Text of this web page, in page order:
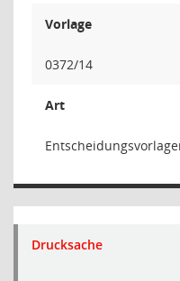
Vorlage
0372/14
Art
Drucksache